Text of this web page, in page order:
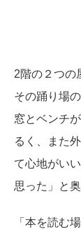
2階の２つの
その踊り場
窓とベンチ
るく、また
て心地がい
思った」と
「本を読む